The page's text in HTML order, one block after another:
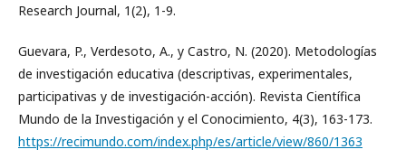
Research Journal, 1(2), 1-9.
Guevara, P., Verdesoto, A., y Castro, N. (2020). Metodologías
de investigación educativa (descriptivas, experimentales,
participativas y de investigación-acción). Revista Científica
Mundo de la Investigación y el Conocimiento, 4(3), 163-173.
https://recimundo.com/index.php/es/article/view/860/1363